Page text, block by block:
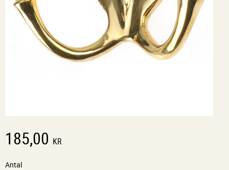
185,00 KR
Antal